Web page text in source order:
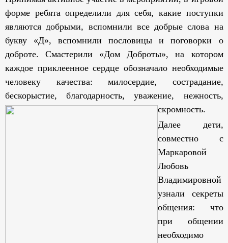
форме ребята определили для себя, какие поступки
являются добрыми, вспомнили все добрые слова на
букву «Д», вспомнили пословицы и поговорки о
доброте. Смастерили «Дом Доброты», на котором
каждое приклеенное сердце обозначало необходимые
человеку качества: милосердие, сострадание,
бескорыстие, благодарность, уважение, нежность,
скромность.
Далее дети,
совместно с
Маркаровой
Любовь
Владимировной
узнали секреты
общения: что
при общении
необходимо